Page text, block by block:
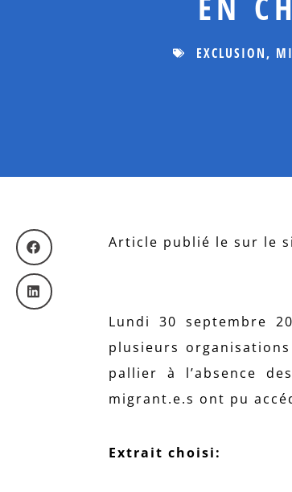
EXCLUSION,
Article publié le sur le
Lundi 30 septembre
plusieurs
pallier à l’absence
migrant.e.s ont pu
Extrait choisi: